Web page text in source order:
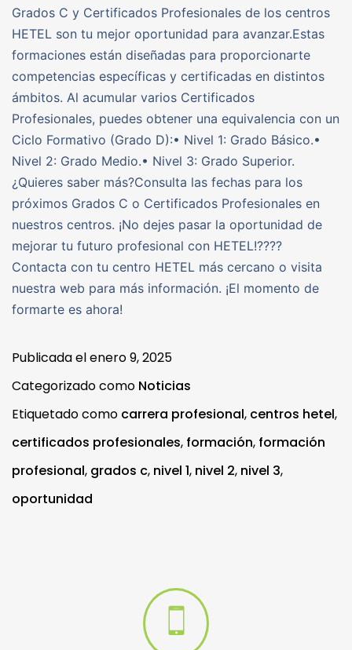
Grados C y Certificados Profesionales de los centros
HETEL son tu mejor oportunidad para avanzar.Estas
formaciones están diseñadas para proporcionarte
competencias específicas y certificadas en distintos
ámbitos. Al acumular varios Certificados
Profesionales, puedes obtener una equivalencia con un
Ciclo Formativo (Grado D):• Nivel 1: Grado Básico.•
Nivel 2: Grado Medio.• Nivel 3: Grado Superior.
¿Quieres saber más?Consulta las fechas para los
próximos Grados C o Certificados Profesionales en
nuestros centros. ¡No dejes pasar la oportunidad de
mejorar tu futuro profesional con HETEL!????
Contacta con tu centro HETEL más cercano o visita
nuestra web para más información. ¡El momento de
formarte es ahora!
Publicada elenero 9, 2025
Categorizado como Noticias
Etiquetado como carrera profesional, centros hetel,
certificados profesionales, formación, formación
profesional, grados c, nivel 1, nivel 2, nivel 3,
oportunidad